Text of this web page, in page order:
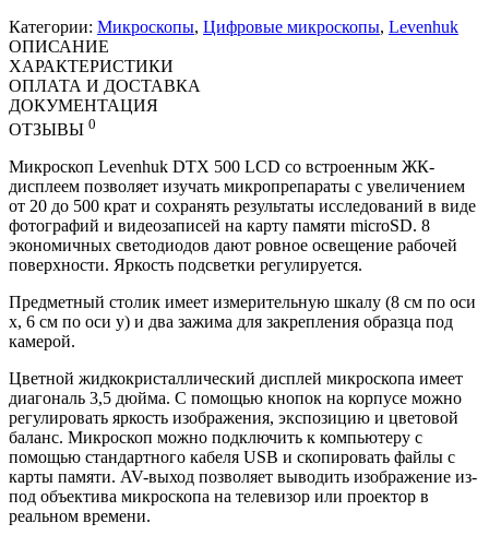
Категории: Микроскопы, Цифровые микроскопы, Levenhuk
ОПИСАНИЕ
ХАРАКТЕРИСТИКИ
ОПЛАТА И ДОСТАВКА
ДОКУМЕНТАЦИЯ
ОТЗЫВЫ 0
Микроскоп Levenhuk DTX 500 LCD со встроенным ЖК-
дисплеем позволяет изучать микропрепараты с увеличением
от 20 до 500 крат и сохранять результаты исследований в виде
фотографий и видеозаписей на карту памяти microSD. 8
экономичных светодиодов дают ровное освещение рабочей
поверхности. Яркость подсветки регулируется.
Предметный столик имеет измерительную шкалу (8 см по оси
x, 6 см по оси y) и два зажима для закрепления образца под
камерой.
Цветной жидкокристаллический дисплей микроскопа имеет
диагональ 3,5 дюйма. С помощью кнопок на корпусе можно
регулировать яркость изображения, экспозицию и цветовой
баланс. Микроскоп можно подключить к компьютеру с
помощью стандартного кабеля USB и скопировать файлы с
карты памяти. AV-выход позволяет выводить изображение из-
под объектива микроскопа на телевизор или проектор в
реальном времени.